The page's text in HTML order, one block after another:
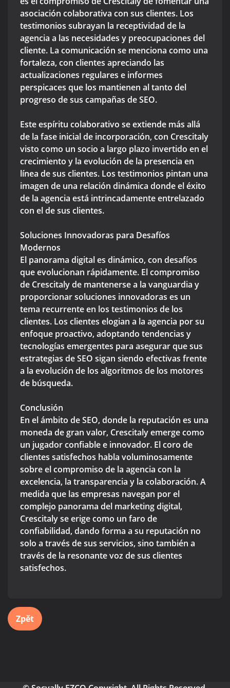
asociación colaborativa con sus clientes. Los
testimonios subrayan la receptividad de la
agencia a las necesidades y preocupaciones del
cliente. La comunicación se menciona como una
fortaleza, con clientes apreciando las
actualizaciones regulares e informes
perspicaces que los mantienen al tanto del
progreso de sus campañas de SEO.
Este espíritu colaborativo se extiende más allá
de la fase inicial de incorporación, con Crescitaly
visto como un socio a largo plazo invertido en el
crecimiento y la evolución de la presencia en
línea de sus clientes. Los testimonios pintan una
imagen de una relación dinámica donde el éxito
de la agencia está intrincadamente entrelazado
con el de sus clientes.
Soluciones Innovadoras para Desafíos
Modernos
El panorama digital es dinámico, con desafíos
que evolucionan rápidamente. El compromiso
de Crescitaly de mantenerse a la vanguardia y
proporcionar soluciones innovadoras es un
tema recurrente en los testimonios de los
clientes. Los clientes elogian a la agencia por su
enfoque proactivo, adoptando tendencias y
tecnologías emergentes para asegurar que sus
estrategias de SEO sigan siendo efectivas frente
a la evolución de los algoritmos de los motores
de búsqueda.
Conclusión
En el ámbito de SEO, donde la reputación es una
moneda de gran valor, Crescitaly emerge como
un jugador confiable e innovador. El coro de
clientes satisfechos habla voluminosamente
sobre el compromiso de la agencia con la
excelencia, la transparencia y la colaboración. A
medida que las empresas navegan por el
complejo panorama del marketing digital,
Crescitaly se erige como un faro de
confiabilidad, dando forma a su reputación no
solo a través de sus servicios, sino también a
través de la resonante voz de sus clientes
satisfechos.
Zpět